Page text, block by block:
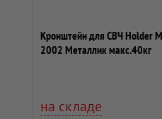
Кронштейн для СВЧ Holder
2002 Металлик макс.40кг
на складе